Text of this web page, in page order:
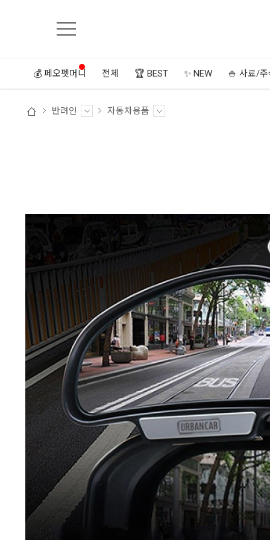
💰 페오펫머니 전체 🏆 BEST ✨ NEW 🍚 사료/주
반려인 자동차용품